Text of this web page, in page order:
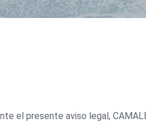
el presente aviso legal,